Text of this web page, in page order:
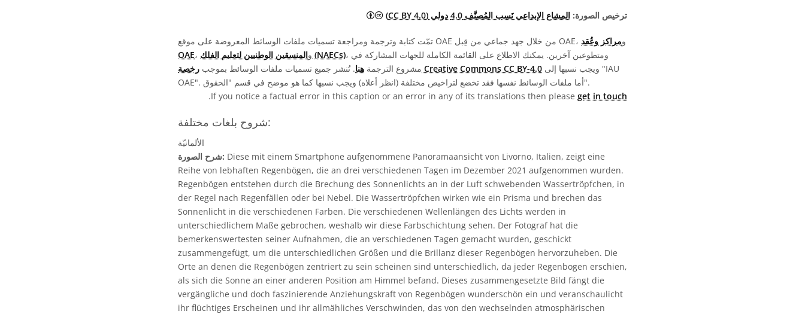
ترخيص الصورة: المشاع الإبداعي نَسب المُصنَّف 4.0 دولي (CC BY 4.0) المشاع الإبداعي نَسب المُصنَّف 4.0 دولي (CC BY 4.0) أيقونات
تمّت كتابة وترجمة ومراجعة تسميات ملفات الوسائط المعروضة على موقع OAE من خلال جهد جماعي من قِبل OAE، ومراكز وعُقد
OAE
، و المنسقين الوطنيين لتعليم الفلك (NAECs)، ومتطوعين آخرين. يمكنك الاطلاع على القائمة الكاملة للجهات المشاركة في
مشروع الترجمة هنا. تُنشر جميع تسميات ملفات الوسائط بموجب رخصة Creative Commons CC BY-4.0
OAE". أما ملفات الوسائط نفسها فقد تخضع لتراخيص مختلفة (انظر أعلاه) ويجب نسبها كما هو موضح في قسم "الحقوق".
If you notice a factual error in this caption or an error in any of its translations then please get in touch
.
شروح بلغات مختلفة:
الألمانيّة
شرح الصورة: Diese mit einem Smartphone aufgenommene Panoramaansicht von Livorno, Italien, zeigt eine
Reihe von lebhaften Regenbögen, die an drei verschiedenen Tagen im Dezember 2021 aufgenommen wurden.
Regenbögen entstehen durch die Brechung des Sonnenlichts an in der Luft schwebenden Wassertröpfchen, in
der Regel nach Regenfällen oder bei Nebel. Die Wassertröpfchen wirken wie ein Prisma und brechen das
Sonnenlicht in die verschiedenen Farben. Die verschiedenen Wellenlängen des Lichts werden in
unterschiedlichem Maße gebrochen, weshalb wir diese Farbschichtung sehen. Der Fotograf hat die
bemerkenswertesten seiner Aufnahmen, die an verschiedenen Tagen gemacht wurden, geschickt
zusammengefügt, um die unterschiedlichen Größen und die Brillanz dieser Regenbögen hervorzuheben. Die
Orte an denen die Regenbögen zentriert zu sein scheinen sind unterschiedlich, da jeder Regenbogen erschien,
als sich die Sonne an einer anderen Position am Himmel befand. Dieses zusammengesetzte Bild fängt die
vergängliche und doch faszinierende Anziehungskraft von Regenbögen wunderschön ein und veranschaulicht
ihr flüchtiges Erscheinen und ihr allmähliches Verschwinden, das von den wechselnden atmosphärischen